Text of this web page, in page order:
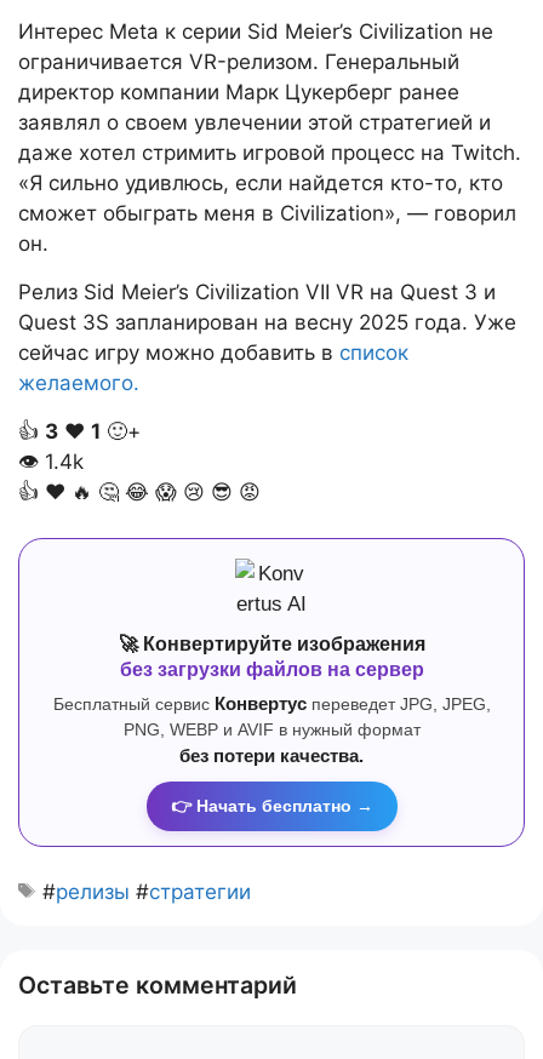
Интерес Meta к серии Sid Meier’s Civilization не
ограничивается VR-релизом. Генеральный
директор компании Марк Цукерберг ранее
заявлял о своем увлечении этой стратегией и
даже хотел стримить игровой процесс на Twitch.
«Я сильно удивлюсь, если найдется кто-то, кто
сможет обыграть меня в Civilization», — говорил
он.
Релиз Sid Meier’s Civilization VII VR на Quest 3 и
Quest 3S запланирован на весну 2025 года. Уже
сейчас игру можно добавить в список
желаемого.
👍 3 ❤️ 1 🙂+
👁 1.4k
👍 ❤️ 🔥 🤔 😂 😱 😢 😎 😡
🚀 Конвертируйте изображения
без загрузки файлов на сервер
Бесплатный сервис Конвертуспереведет JPG, JPEG,
PNG, WEBP и AVIF в нужный формат
без потери качества.
👉 Начать бесплатно →
#релизы #стратегии
Оставьте комментарий